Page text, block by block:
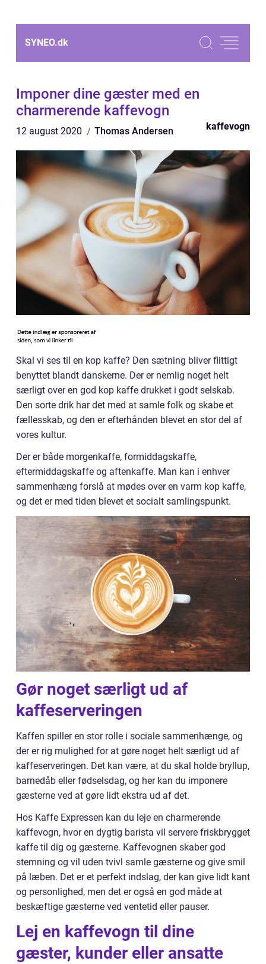
SYNEO.dk
Imponer dine gæster med en
charmerende kaffevogn
12 august 2020 Thomas Andersen kaffevogn
Skal vi ses til en kop kaffe? Den sætning bliver flittigt
benyttet blandt danskerne. Der er nemlig noget helt
særligt over en god kop kaffe drukket i godt selskab.
Den sorte drik har det med at samle folk og skabe et
fællesskab, og den er efterhånden blevet en stor del af
vores kultur.
Der er både morgenkaffe, formiddagskaffe,
eftermiddagskaffe og aftenkaffe. Man kan i enhver
sammenhæng forslå at mødes over en varm kop kaffe,
og det er med tiden blevet et socialt samlingspunkt.
Gør noget særligt ud af
kaffeserveringen
Kaffen spiller en stor rolle i sociale sammenhænge, og
der er rig mulighed for at gøre noget helt særligt ud af
kaffeserveringen. Det kan være, at du skal holde bryllup,
barnedåb eller fødselsdag, og her kan du imponere
gæsterne ved at gøre lidt ekstra ud af det.
Hos Kaffe Expressen kan du leje en charmerende
kaffevogn, hvor en dygtig barista vil servere friskbrygget
kaffe til dig og gæsterne. Kaffevognen skaber god
stemning og vil uden tvivl samle gæsterne og give smil
på læben. Det er et perfekt indslag, der kan give lidt kant
og personlighed, men det er også en god måde at
beskæftige gæsterne ved ventetid eller pauser.
Lej en kaffevogn til dine
gæster, kunder eller ansatte